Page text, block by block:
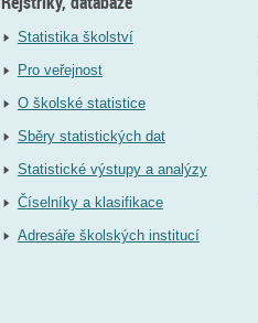
Statistika školství
Pro veřejnost
O školské statistice
Sběry statistických dat
Statistické výstupy a analýzy
Číselníky a klasifikace
Adresáře školských institucí